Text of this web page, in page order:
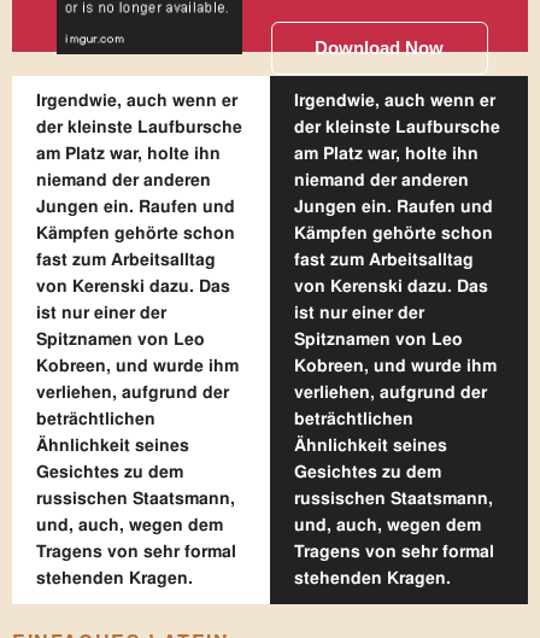
Download Now
Irgendwie, auch wenn er
der kleinste Laufbursche
am Platz war, holte ihn
niemand der anderen
Jungen ein. Raufen und
Kämpfen gehörte schon
fast zum Arbeitsalltag
von Kerenski dazu. Das
ist nur einer der
Spitznamen von Leo
Kobreen, und wurde ihm
verliehen, aufgrund der
beträchtlichen
Ähnlichkeit seines
Gesichtes zu dem
russischen Staatsmann,
und, auch, wegen dem
Tragens von sehr formal
stehenden Kragen.
Irgendwie, auch wenn er
der kleinste Laufbursche
am Platz war, holte ihn
niemand der anderen
Jungen ein. Raufen und
Kämpfen gehörte schon
fast zum Arbeitsalltag
von Kerenski dazu. Das
ist nur einer der
Spitznamen von Leo
Kobreen, und wurde ihm
verliehen, aufgrund der
beträchtlichen
Ähnlichkeit seines
Gesichtes zu dem
russischen Staatsmann,
und, auch, wegen dem
Tragens von sehr formal
stehenden Kragen.